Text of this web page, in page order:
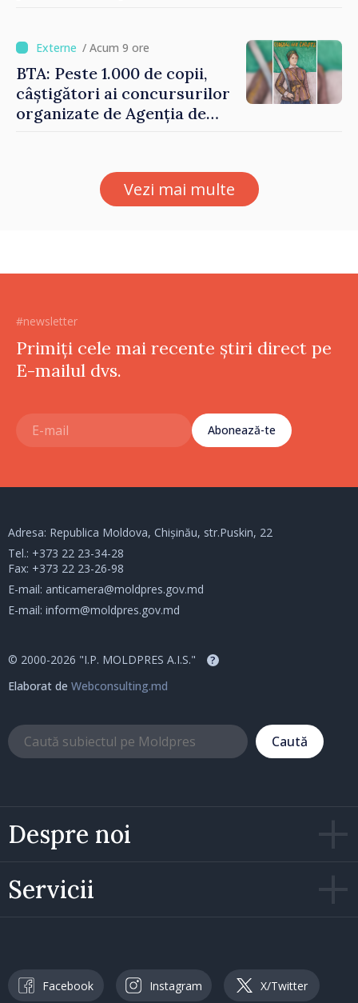
investițiile, taxăm viciile și
echilibrăm taxarea
consumului”
/ Acum 9 ore
BTA: Peste 1.000 de copii,
câștigători ai concursurilor
organizate de Agenția de
Vezi mai multe
#newsletter
Primiți cele mai recente știri direct pe
E-mailul dvs.
Abonează-te
Despre noi
Servicii
Adresa: Republica Moldova, Chișinău, str.Puskin, 22
Tel.: +373 22 23-34-28
Fax: +373 22 23-26-98
E-mail: anticamera@moldpres.gov.md
E-mail: inform@moldpres.gov.md
© 2000-2026 "I.P. MOLDPRES A.I.S." ?
Elaborat de Webconsulting.md
Caută
Facebook Instagram X/Twitter